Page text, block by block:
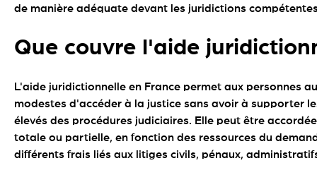
de manière adéquate devant les juridictions
Que couvre l'aide
L'aide juridictionnelle en France permet aux personnes
modestes d'accéder à la justice sans avoir à supporter
élevés des procédures judiciaires. Elle peut être
totale ou partielle, en fonction des ressources du
différents frais liés aux litiges civils, pénaux,